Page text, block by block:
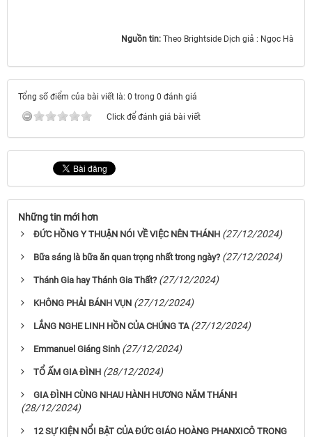
Nguồn tin: Theo Brightside Dịch giả : Ngọc Hà
Tổng số điểm của bài viết là: 0 trong 0 đánh giá
Click để đánh giá bài viết
Những tin mới hơn
ĐỨC HỒNG Y THUẬN NÓI VỀ VIỆC NÊN THÁNH (27/12/2024)
Bữa sáng là bữa ăn quan trọng nhất trong ngày? (27/12/2024)
Thánh Gia hay Thánh Gia Thất? (27/12/2024)
KHÔNG PHẢI BÁNH VỤN (27/12/2024)
LẮNG NGHE LINH HỒN CỦA CHÚNG TA (27/12/2024)
Emmanuel Giáng Sinh (27/12/2024)
TỔ ẤM GIA ĐÌNH (28/12/2024)
GIA ĐÌNH CÙNG NHAU HÀNH HƯƠNG NĂM THÁNH
(28/12/2024)
12 SỰ KIỆN NỔI BẬT CỦA ĐỨC GIÁO HOÀNG PHANXICÔ TRONG